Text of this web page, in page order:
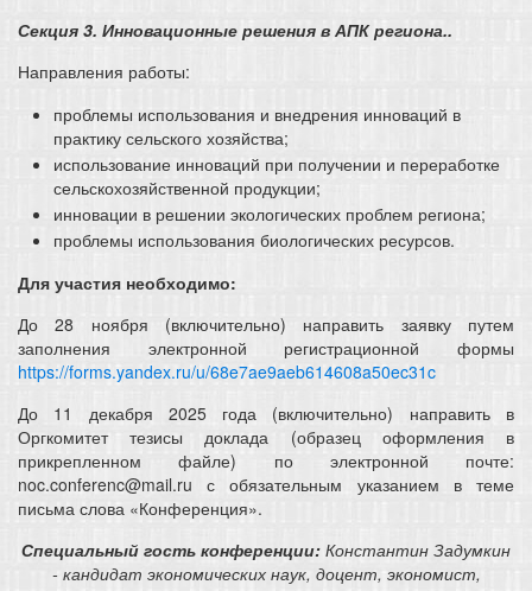
Секция 3. Инновационные решения в АПК региона..
Направления работы:
проблемы использования и внедрения инноваций в
практику сельского хозяйства;
использование инноваций при получении и переработке
сельскохозяйственной продукции;
инновации в решении экологических проблем региона;
проблемы использования биологических ресурсов.
Для участия необходимо:
До 28 ноября (включительно) направить заявку путем
заполнения электронной регистрационной формы
https://forms.yandex.ru/u/68e7ae9aeb614608a50ec31c
До 11 декабря 2025 года (включительно) направить в
Оргкомитет тезисы доклада (образец оформления в
прикрепленном файле) по электронной почте:
noc.conferenc@mail.ru с обязательным указанием в теме
письма слова «Конференция».
Специальный гость конференции: Константин Задумкин
- кандидат экономических наук, доцент, экономист,